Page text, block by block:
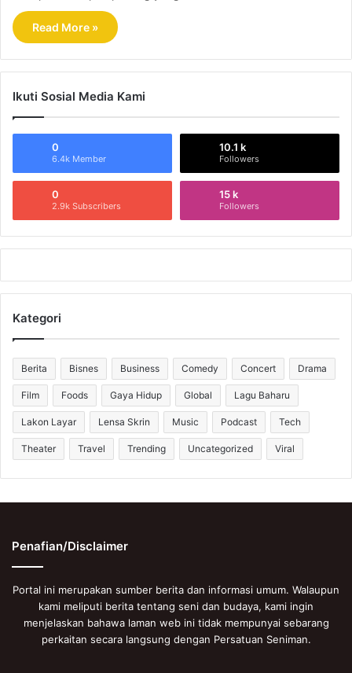
Read More »
Ikuti Sosial Media Kami
0
6.4k Member
10.1 k
Followers
0
2.9k Subscribers
15 k
Followers
Kategori
Berita Bisnes Business Comedy Concert Drama
Film Foods Gaya Hidup Global Lagu Baharu
Lakon Layar Lensa Skrin Music Podcast Tech
Theater Travel Trending Uncategorized Viral
Penafian/Disclaimer
Portal ini merupakan sumber berita dan informasi umum. Walaupun
kami meliputi berita tentang seni dan budaya, kami ingin
menjelaskan bahawa laman web ini tidak mempunyai sebarang
perkaitan secara langsung dengan Persatuan Seniman.